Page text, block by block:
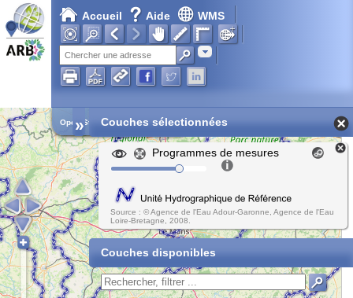
Accueil Aide WMS
Adresse
Chargement en cours...
Open Street Map
» Couches sélectionnées
Programmes de mesures
Source : © Agence de l'Eau Adour-Garonne, Agence de l'Eau
Loire-Bretagne, 2008.
Couches disponibles